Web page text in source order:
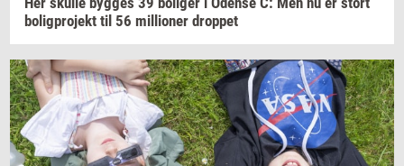
bo­lig­pro­jekt til 56 mil­li­o­ner drop­pet